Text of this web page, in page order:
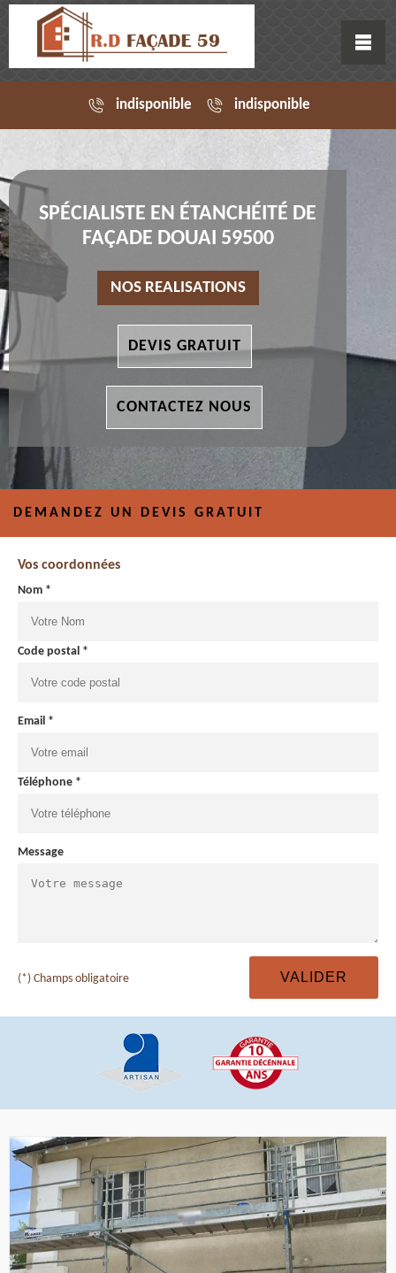
indisponible indisponible
SPÉCIALISTE EN ÉTANCHÉITÉ DE
FAÇADE DOUAI 59500
NOS REALISATIONS
DEVIS GRATUIT
CONTACTEZ NOUS
DEMANDEZ UN DEVIS GRATUIT
Vos coordonnées
Nom *
Code postal *
Email *
Téléphone *
Message
(*) Champs obligatoire